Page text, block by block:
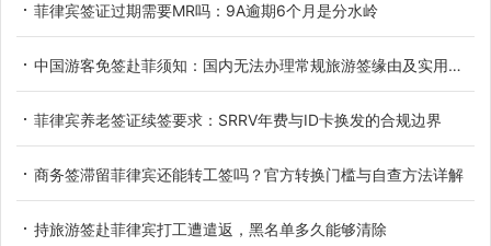
菲律宾签证过期需要MR吗：9A逾期6个月是分水岭
中国游客免签赴菲须知：国内无法办理常规旅游签缘由及实用替代方案
菲律宾养老签证续签要求：SRRV年费与ID卡换发的合规边界
商务签滞留菲律宾还能转工签吗？官方转换门槛与自查方法详解
持旅游签赴菲律宾打工遭遣返，黑名单多久能够清除